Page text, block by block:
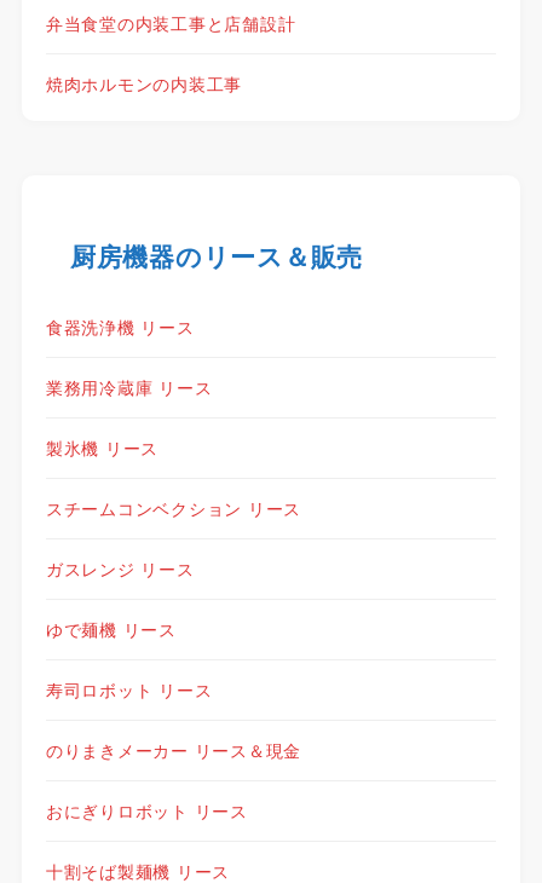
弁当食堂の内装工事と店舗設計
焼肉ホルモンの内装工事
厨房機器のリース＆販売
食器洗浄機 リース
業務用冷蔵庫 リース
製氷機 リース
スチームコンベクション リース
ガスレンジ リース
ゆで麺機 リース
寿司ロボット リース
のりまきメーカー リース＆現金
おにぎりロボット リース
十割そば製麺機 リース